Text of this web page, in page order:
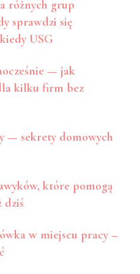
różnych grup
sprawdzi się
USG
— jak
kilku firm bez
— sekrety domowych
które pomogą
dziś
w miejscu pracy –